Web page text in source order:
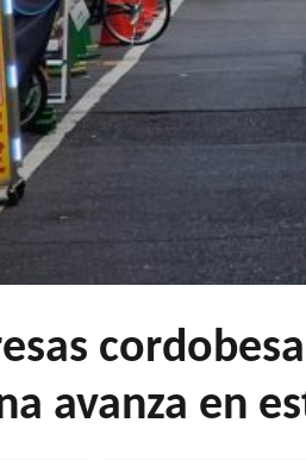
avanza en